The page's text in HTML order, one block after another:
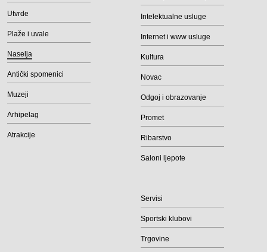
Utvrde
Plaže i uvale
Naselja
Antički spomenici
Muzeji
Arhipelag
Atrakcije
Intelektualne usluge
Internet i www usluge
Kultura
Novac
Odgoj i obrazovanje
Promet
Ribarstvo
Saloni ljepote
Servisi
Sportski klubovi
Trgovine